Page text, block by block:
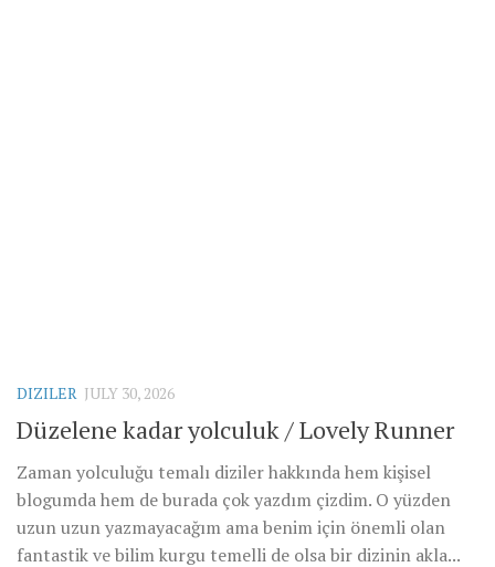
DIZILER JULY 30, 2026
Düzelene kadar yolculuk / Lovely Runner
Zaman yolculuğu temalı diziler hakkında hem kişisel
blogumda hem de burada çok yazdım çizdim. O yüzden
uzun uzun yazmayacağım ama benim için önemli olan
fantastik ve bilim kurgu temelli de olsa bir dizinin akla...